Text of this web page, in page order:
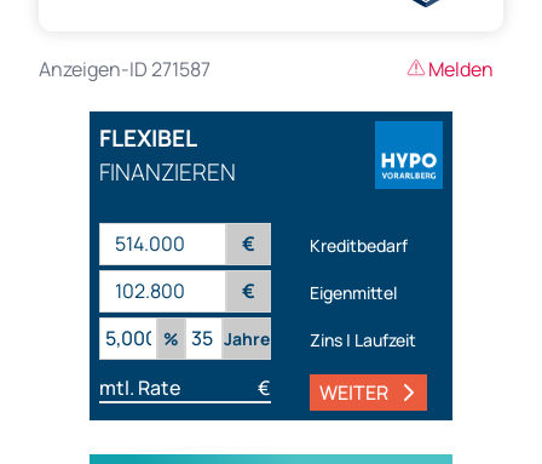
Anzeigen-ID 271587 Melden
FLEXIBEL
FINANZIEREN
€ Kreditbedarf
€
Eigenmittel
%
Jahre Zins | Laufzeit
mtl. Rate € WEITER